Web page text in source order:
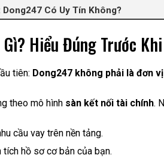
Dong247 Có Uy Tín Không?
Gì? Hiểu Đúng Trước
tiên: Dong247 không phải là đơn
theo mô hình sàn kết nối tài chính.
cầu vay trên nền tảng.
tích hồ sơ cơ bản của bạn.